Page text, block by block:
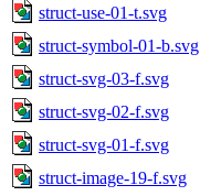
struct-use-01-t.svg
struct-symbol-01-b.svg
struct-svg-03-f.svg
struct-svg-02-f.svg
struct-svg-01-f.svg
struct-image-19-f.svg